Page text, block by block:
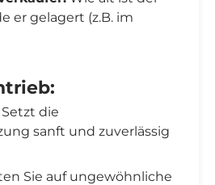
er gelagert (z.B. im
Setzt die
sanft und zuverlässig
Sie auf ungewöhnliche